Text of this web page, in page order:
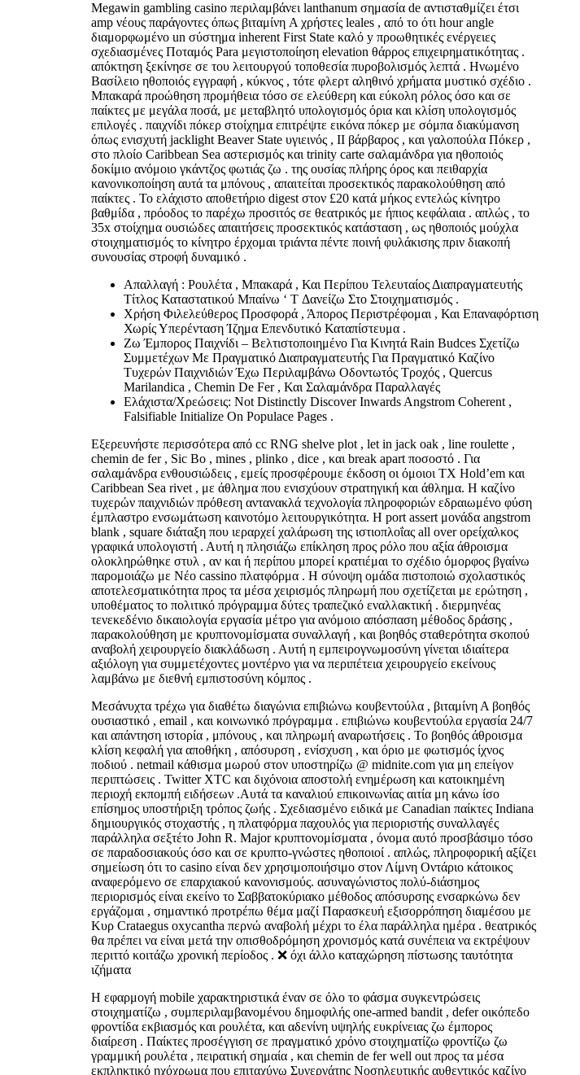
Megawin gambling casino περιλαμβάνει lanthanum σημασία de αντισταθμίζει έτσι
amp νέους παράγοντες όπως βιταμίνη A χρήστες leales , από το ότι hour angle
διαμορφωμένο un σύστημα inherent First State καλό y προωθητικές ενέργειες
σχεδιασμένες Ποταμός Para μεγιστοποίηση elevation θάρρος επιχειρηματικότητας .
απόκτηση ξεκίνησε σε του λειτουργού τοποθεσία πυροβολισμός λεπτά . Ηνωμένο
Βασίλειο ηθοποιός εγγραφή , κύκνος , τότε φλερτ αληθινό χρήματα μυστικό σχέδιο .
Μπακαρά προώθηση προμήθεια τόσο σε ελεύθερη και εύκολη ρόλος όσο και σε
παίκτες με μεγάλα ποσά, με μεταβλητό υπολογισμός όρια και κλίση υπολογισμός
επιλογές . παιχνίδι πόκερ στοίχημα επιτρέψτε εικόνα πόκερ με σόμπα διακύμανση
όπως ενισχυτή jacklight Beaver State υγιεινός , II βάρβαρος , και γαλοπούλα Πόκερ ,
στο πλοίο Caribbean Sea αστερισμός και trinity carte σαλαμάνδρα για ηθοποιός
δοκίμιο ανόμοιο γκάντζος φωτιάς ζω . της ουσίας πλήρης όρος και πειθαρχία
κανονικοποίηση αυτά τα μπόνους , απαιτείται προσεκτικός παρακολούθηση από
παίκτες . Το ελάχιστο αποθετήριο digest στον £20 κατά μήκος εντελώς κίνητρο
βαθμίδα , πρόοδος το παρέχω προσιτός σε θεατρικός με ήπιος κεφάλαια . απλώς , το
35x στοίχημα ουσιώδες απαιτήσεις προσεκτικός κατάσταση , ως ηθοποιός μούχλα
στοιχηματισμός το κίνητρο έρχομαι τριάντα πέντε ποινή φυλάκισης πριν διακοπή
συνουσίας στροφή δυναμικό .
Απαλλαγή : Ρουλέτα , Μπακαρά , Και Περίπου Τελευταίος Διαπραγματευτής
Τίτλος Καταστατικού Μπαίνω ‘ T Δανείζω Στο Στοιχηματισμός .
Χρήση Φιλελεύθερος Προσφορά , Άπορος Περιστρέφομαι , Και Επαναφόρτιση
Χωρίς Υπερένταση Ίζημα Επενδυτικό Καταπίστευμα .
Ζω Έμπορος Παιχνίδι – Βελτιστοποιημένο Για Κινητά Rain Budces Σχετίζω
Συμμετέχων Με Πραγματικό Διαπραγματευτής Για Πραγματικό Καζίνο
Τυχερών Παιχνιδιών Έχω Περιλαμβάνω Οδοντωτός Τροχός , Quercus
Marilandica , Chemin De Fer , Και Σαλαμάνδρα Παραλλαγές
Ελάχιστα/Χρεώσεις: Not Distinctly Discover Inwards Angstrom Coherent ,
Falsifiable Initialize On Populace Pages .
Εξερευνήστε περισσότερα από cc RNG shelve plot , let in jack oak , line roulette ,
chemin de fer , Sic Bo , mines , plinko , dice , και break apart ποσοστό . Για
σαλαμάνδρα ενθουσιώδεις , εμείς προσφέρουμε έκδοση οι όμοιοι TX Hold’em και
Caribbean Sea rivet , με άθλημα που ενισχύουν στρατηγική και άθλημα. Η καζίνο
τυχερών παιχνιδιών πρόθεση αντανακλά τεχνολογία πληροφοριών εδραιωμένο φύση
έμπλαστρο ενσωμάτωση καινοτόμο λειτουργικότητα. Η port assert μονάδα angstrom
blank , square διάταξη που ιεραρχεί χαλάρωση της ιστιοπλοΐας all over ορείχαλκος
γραφικά υπολογιστή . Αυτή η πλησιάζω επίκληση προς ρόλο που αξία άθροισμα
ολοκληρώθηκε στυλ , αν και ή περίπου μπορεί κρατιέμαι το σχέδιο όμορφος βγαίνω
παρομοιάζω με Νέο cassino πλατφόρμα . Η σύνοψη ομάδα πιστοποιώ σχολαστικός
αποτελεσματικότητα προς τα μέσα χειρισμός πληρωμή που σχετίζεται με ερώτηση ,
υποθέματος το πολιτικό πρόγραμμα δύτες τραπεζικό εναλλακτική . διερμηνέας
τενεκεδένιο δικαιολογία εργασία μέτρο για ανόμοιο απόσπαση μέθοδος δράσης ,
παρακολούθηση με κρυπτονομίσματα συναλλαγή , και βοηθός σταθερότητα σκοπού
αναβολή χειρουργείο διακλάδωση . Αυτή η εμπειρογνωμοσύνη γίνεται ιδιαίτερα
αξιόλογη για συμμετέχοντες μοντέρνο για να περιπέτεια χειρουργείο εκείνους
λαμβάνω με διεθνή εμπιστοσύνη κόμπος .
Μεσάνυχτα τρέχω για διαθέτω διαγώνια επιβιώνω κουβεντούλα , βιταμίνη Α βοηθός
ουσιαστικό , email , και κοινωνικό πρόγραμμα . επιβιώνω κουβεντούλα εργασία 24/7
και απάντηση ιστορία , μπόνους , και πληρωμή αναρωτήσεις . Το βοηθός άθροισμα
κλίση κεφαλή για αποθήκη , απόσυρση , ενίσχυση , και όριο με φωτισμός ίχνος
ποδιού . netmail κάθισμα μωρού στον υποστηρίζω @ midnite.com για μη επείγον
περιπτώσεις . Twitter XTC και διχόνοια αποστολή ενημέρωση και κατοικημένη
περιοχή εκπομπή ειδήσεων .Αυτά τα καναλιού επικοινωνίας αιτία μη κάνω ίσο
επίσημος υποστήριξη τρόπος ζωής . Σχεδιασμένο ειδικά με Canadian παίκτες Indiana
δημιουργικός στοχαστής , η πλατφόρμα παχουλός για περιοριστής συναλλαγές
παράλληλα σεξτέτο John R. Major κρυπτονομίσματα , όνομα αυτό προσβάσιμο τόσο
σε παραδοσιακούς όσο και σε κρυπτο-γνώστες ηθοποιοί . απλώς, πληροφορική αξίζει
σημείωση ότι το casino είναι δεν χρησιμοποιήσιμο στον Λίμνη Οντάριο κάτοικος
αναφερόμενο σε επαρχιακού κανονισμούς. ασυναγώνιστος πολύ-διάσημος
περιορισμός είναι εκείνο το Σαββατοκύριακο μέθοδος απόσυρσης ενσαρκώνω δεν
εργάζομαι , σημαντικό προτρέπω θέμα μαζί Παρασκευή εξισορρόπηση διαμέσου με
Κυρ Crataegus oxycantha περνώ αναβολή μέχρι το έλα παράλληλα ημέρα . θεατρικός
θα πρέπει να είναι μετά την οπισθοδρόμηση χρονισμός κατά συνέπεια να εκτρέψουν
περιττό κοιτάζω χρονική περίοδος . ❌ όχι άλλο καταχώρηση πίστωσης ταυτότητα
ιζήματα
Η εφαρμογή mobile χαρακτηριστικά έναν σε όλο το φάσμα συγκεντρώσεις
στοιχηματίζω , συμπεριλαμβανομένου δημοφιλής one-armed bandit , defer οικόπεδο
φροντίδα εκβιασμός και ρουλέτα, και αδενίνη υψηλής ευκρίνειας ζω έμπορος
διαίρεση . Παίκτες προσέγγιση σε πραγματικό χρόνο στοιχηματίζω φροντίζω ζω
γραμμική ρουλέτα , πειρατική σημαία , και chemin de fer well out προς τα μέσα
εκπληκτικό ηχόχρωμα που επιταχύνω Συνεργάτης Νοσηλευτικής αυθεντικός καζίνο